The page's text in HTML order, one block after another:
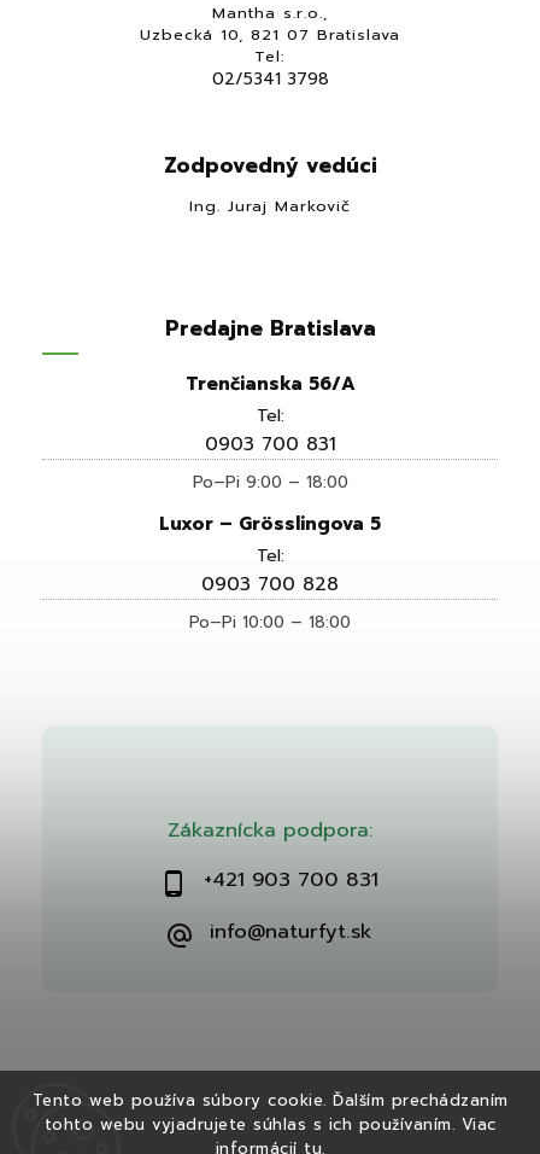
Tento web používa súbory cookie. Ďalším prechádzaním
tohto webu vyjadrujete súhlas s ich používaním. Viac
informácií tu.
Zákaznícka podpora:
+421 903 700 831
info@naturfyt.sk
Mantha s.r.o.,
Uzbecká 10, 821 07 Bratislava
Tel:
02/5341 3798
Zodpovedný vedúci
Ing. Juraj Markovič
Predajne Bratislava
Trenčianska 56/A
Tel:
0903 700 831
Po–Pi 9:00 – 18:00
Luxor – Grösslingova 5
Tel:
0903 700 828
Po–Pi 10:00 – 18:00
Copyright 2026Naturfyt.sk. Všetky práva vyhradené.